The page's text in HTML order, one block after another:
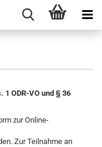
ODR-VO und § 36
zur Online-
Zur Teilnahme an